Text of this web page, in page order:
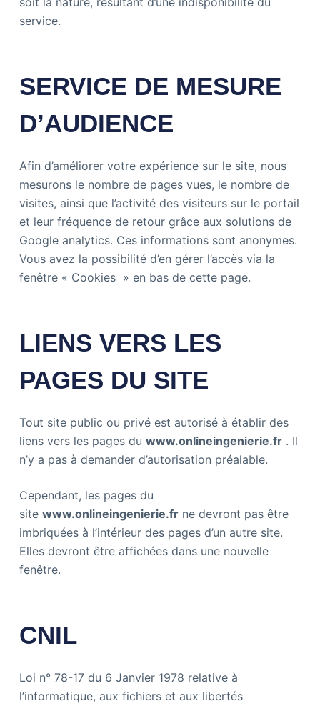
service.
SERVICE DE MESURE
D’AUDIENCE
Afin d’améliorer votre expérience sur le site, nous
mesurons le nombre de pages vues, le nombre de
visites, ainsi que l’activité des visiteurs sur le portail
et leur fréquence de retour grâce aux solutions de
Google analytics. Ces informations sont anonymes.
Vous avez la possibilité d’en gérer l’accès via la
fenêtre « Cookies » en bas de cette page.
LIENS VERS LES
PAGES DU SITE
Tout site public ou privé est autorisé à établir des
liens vers les pages du www.onlineingenierie.fr. Il
n’y a pas à demander d’autorisation préalable.
Cependant, les pages du
site www.onlineingenierie.frne devront pas être
imbriquées à l’intérieur des pages d’un autre site.
Elles devront être affichées dans une nouvelle
fenêtre.
CNIL
Loi n° 78-17 du 6 Janvier 1978 relative à
l’informatique, aux fichiers et aux libertés